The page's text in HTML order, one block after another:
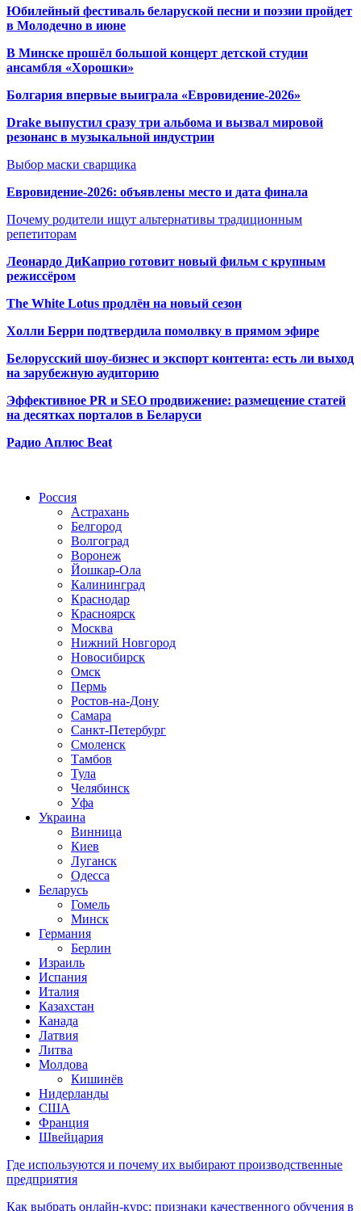
Юбилейный фестиваль беларуской песни и поэзии пройдет
в Молодечно в июне
В Минске прошёл большой концерт детской студии
ансамбля «Хорошки»
Болгария впервые выиграла «Евровидение-2026»
Drake выпустил сразу три альбома и вызвал мировой
резонанс в музыкальной индустрии
Выбор маски сварщика
Евровидение-2026: объявлены место и дата финала
Почему родители ищут альтернативы традиционным
репетиторам
Леонардо ДиКаприо готовит новый фильм с крупным
режиссёром
The White Lotus продлён на новый сезон
Холли Берри подтвердила помолвку в прямом эфире
Белорусский шоу-бизнес и экспорт контента: есть ли выход
на зарубежную аудиторию
Эффективное PR и SEO продвижение: размещение статей
на десятках порталов в Беларуси
Радио Аплюс Beat
Россия
Астрахань
Белгород
Волгоград
Воронеж
Йошкар-Ола
Калининград
Краснодар
Красноярск
Москва
Нижний Новгород
Новосибирск
Омск
Пермь
Ростов-на-Дону
Самара
Санкт-Петербург
Смоленск
Тамбов
Тула
Челябинск
Уфа
Украина
Винница
Киев
Луганск
Одесса
Беларусь
Гомель
Минск
Германия
Берлин
Израиль
Испания
Италия
Казахстан
Канада
Латвия
Литва
Молдова
Кишинёв
Нидерланды
США
Франция
Швейцария
Где используются и почему их выбирают производственные
предприятия
Как выбрать онлайн-курс: признаки качественного обучения в